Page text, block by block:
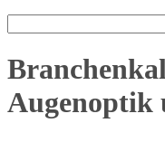
Augenoptik